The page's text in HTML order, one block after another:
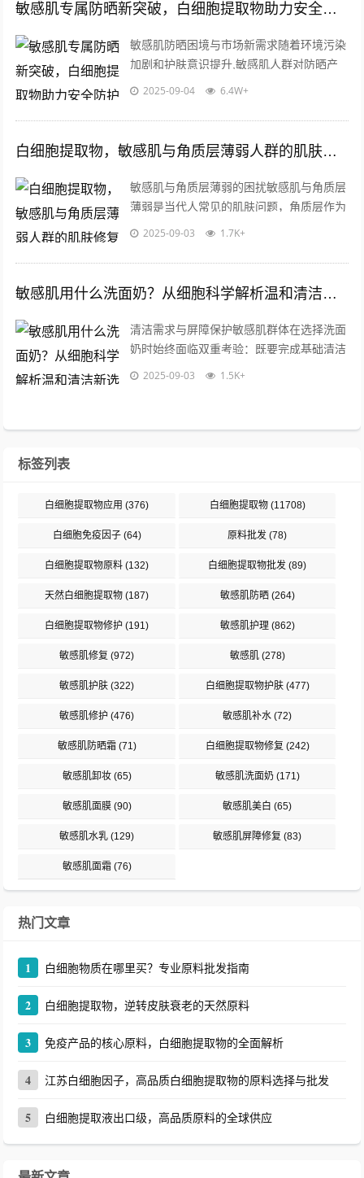
敏感肌专属防晒新突破，白细胞提取物助力安全防护
敏感肌防晒困境与市场新需求随着环境污染
加剧和护肤意识提升,敏感肌人群对防晒产
品的安全性需求持续攀升，据统计，全球约
2025-09-04 6.4W+
白细胞提取物，敏感肌与角质层薄弱人群的肌肤修复新选择
敏感肌与角质层薄弱的困扰敏感肌与角质层
薄弱是当代人常见的肌肤问题，角质层作为
皮肤最外层的天然屏障，一旦变薄或受损，
2025-09-03 1.7K+
敏感肌用什么洗面奶？从细胞科学解析温和清洁新选择
清洁需求与屏障保护敏感肌群体在选择洗面
奶时始终面临双重考验：既要完成基础清洁
功能，又要最大限度保护脆弱皮肤屏障，数
2025-09-03 1.5K+
标签列表
白细胞提取物应用 (376) 白细胞提取物(11708)
白细胞免疫因子(64) 原料批发 (78)
白细胞提取物原料 (132) 白细胞提取物批发 (89)
天然白细胞提取物 (187) 敏感肌防晒(264)
白细胞提取物修护 (191) 敏感肌护理(862)
敏感肌修复 (972) 敏感肌(278)
敏感肌护肤 (322) 白细胞提取物护肤(477)
敏感肌修护 (476) 敏感肌补水 (72)
敏感肌防晒霜(71) 白细胞提取物修复 (242)
敏感肌卸妆(65) 敏感肌洗面奶(171)
敏感肌面膜(90) 敏感肌美白 (65)
敏感肌水乳 (129) 敏感肌屏障修复 (83)
敏感肌面霜(76)
热门文章
1 白细胞物质在哪里买？专业原料批发指南
2 白细胞提取物，逆转皮肤衰老的天然原料
3 免疫产品的核心原料，白细胞提取物的全面解析
4 江苏白细胞因子，高品质白细胞提取物的原料选择与批发
5 白细胞提取液出口级，高品质原料的全球供应